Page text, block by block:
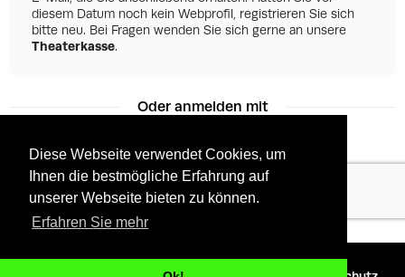
Diese Webseite verwendet Cookies, um
Ihnen die bestmögliche Erfahrung auf
unserer Webseite bieten zu können.
Erfahren Sie mehr
diesem Datum noch kein Webprofil, registrieren Sie sich
bitte neu. Bei Fragen wenden Sie sich gerne an unsere
Theaterkasse.
Oder anmelden mit
Facebook